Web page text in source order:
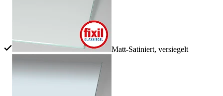
Matt-Satiniert, versiegelt